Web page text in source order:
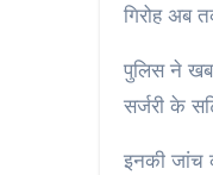
गिरोह अब
पुलिस ने
सर्जरी के
इनकी जांच